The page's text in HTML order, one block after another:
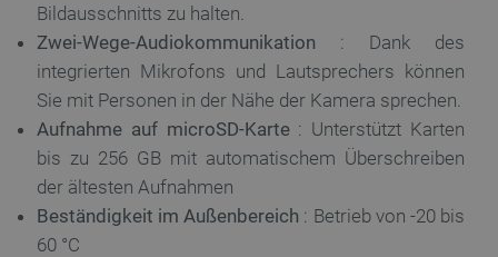
Bildausschnitts zu halten.
Zwei-Wege-Audiokommunikation : Dank des
integrierten Mikrofons und Lautsprechers können
Sie mit Personen in der Nähe der Kamera sprechen.
Aufnahme auf microSD-Karte: Unterstützt Karten
bis zu 256 GB mit automatischem Überschreiben
der ältesten Aufnahmen
Beständigkeit im Außenbereich : Betrieb von -20 bis
60 °C